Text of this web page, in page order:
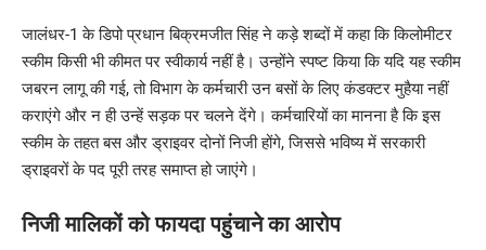
जालंधर-1 के डिपो प्रधान बिक्रमजीत सिंह ने कड़े शब्दों में कहा कि किलोमीटर
स्कीम किसी भी कीमत पर स्वीकार्य नहीं है। उन्होंने स्पष्ट किया कि यदि यह स्कीम
जबरन लागू की गई, तो विभाग के कर्मचारी उन बसों के लिए कंडक्टर मुहैया नहीं
कराएंगे और न ही उन्हें सड़क पर चलने देंगे। कर्मचारियों का मानना है कि इस
स्कीम के तहत बस और ड्राइवर दोनों निजी होंगे, जिससे भविष्य में सरकारी
ड्राइवरों के पद पूरी तरह समाप्त हो जाएंगे।
निजी मालिकों को फायदा पहुंचाने का आरोप